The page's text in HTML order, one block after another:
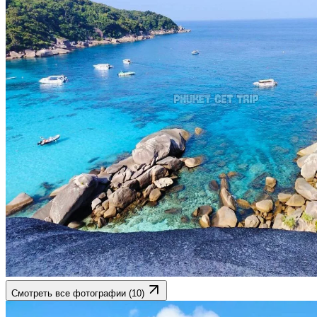
Смотреть все фотографии (10)